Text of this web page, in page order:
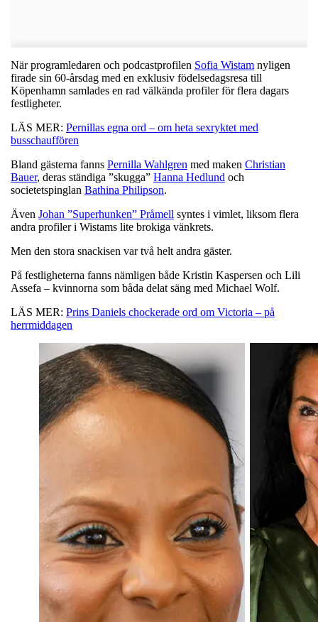
När programledaren och podcastprofilen Sofia Wistam nyligen
firade sin 60-årsdag med en exklusiv födelsedagsresa till
Köpenhamn samlades en rad välkända profiler för flera dagars
festligheter.
LÄS MER: Pernillas egna ord – om heta sexryktet med
busschauffören
Bland gästerna fanns Pernilla Wahlgren med maken Christian
Bauer, deras ständiga ”skugga” Hanna Hedlund och
societetspinglan Bathina Philipson.
Även Johan ”Superhunken” Pråmell syntes i vimlet, liksom flera
andra profiler i Wistams lite brokiga vänkrets.
Men den stora snackisen var två helt andra gäster.
På festligheterna fanns nämligen både Kristin Kaspersen och Lili
Assefa – kvinnorna som båda delat säng med Michael Wolf.
LÄS MER: Prins Daniels chockerade ord om Victoria – på
herrmiddagen